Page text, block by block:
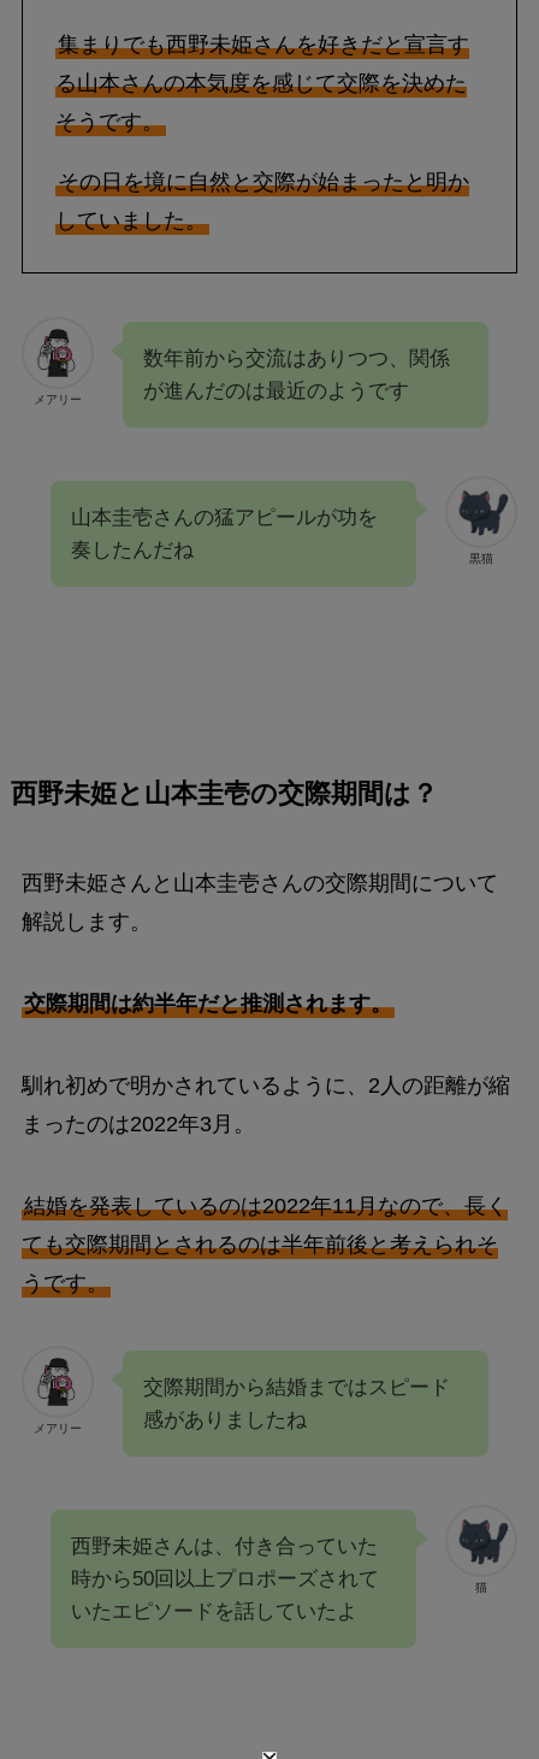
集まりでも西野未姫さんを好きだと宣言す
る山本さんの本気度を感じて交際を決めた
そうです。
その日を境に自然と交際が始まったと明か
していました。
メアリー
数年前から交流はありつつ、関係
が進んだのは最近のようです
黒猫
山本圭壱さんの猛アピールが功を
奏したんだね
西野未姫と山本圭壱の交際期間は？
西野未姫さんと山本圭壱さんの交際期間について
解説します。
交際期間は約半年だと推測されます。
馴れ初めで明かされているように、2人の距離が縮
まったのは2022年3月。
結婚を発表しているのは2022年11月なので、長く
ても交際期間とされるのは半年前後と考えられそ
うです。
メアリー
交際期間から結婚まではスピード
感がありましたね
猫
西野未姫さんは、付き合っていた
時から50回以上プロポーズされて
いたエピソードを話していたよ